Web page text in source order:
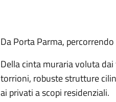
Da Porta Parma,
Della cinta muraria voluta
torrioni, robuste strutture
ai privati a scopi residenziali.